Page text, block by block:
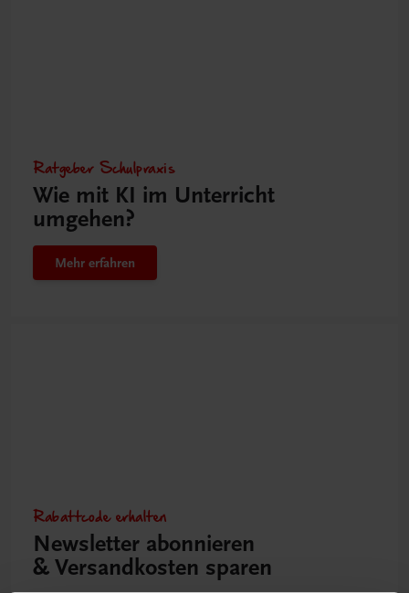
Ratgeber Schulpraxis
Wie mit KI im Unterricht
umgehen?
Mehr erfahren
Rabattcode erhalten
Newsletter abonnieren
& Versandkosten sparen